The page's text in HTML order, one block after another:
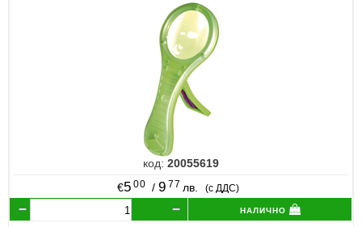
код: 20055619
€5 00 / 9 77 лв. (с ДДС)
налично